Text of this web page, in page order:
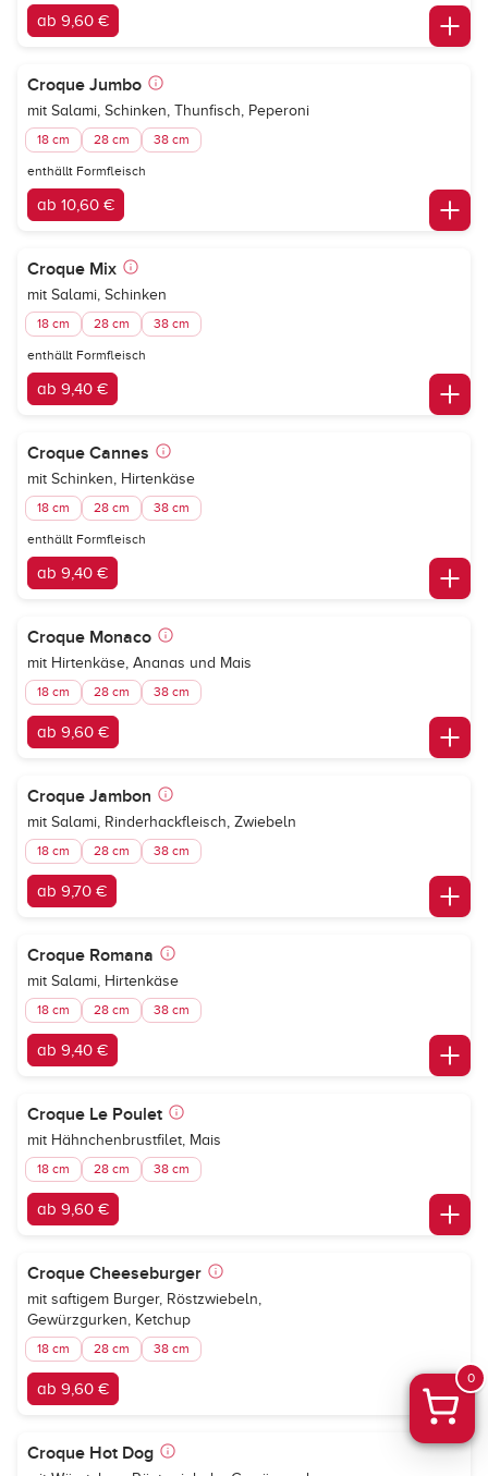
ab 9,60 €
Croque Jumbo
mit Salami, Schinken, Thunfisch, Peperoni
18 cm 28 cm 38 cm
enthällt Formfleisch
ab 10,60 €
Croque Mix
mit Salami, Schinken
18 cm 28 cm 38 cm
enthällt Formfleisch
ab 9,40 €
Croque Cannes
mit Schinken, Hirtenkäse
18 cm 28 cm 38 cm
enthällt Formfleisch
ab 9,40 €
Croque Monaco
mit Hirtenkäse, Ananas und Mais
18 cm 28 cm 38 cm
ab 9,60 €
Croque Jambon
mit Salami, Rinderhackfleisch, Zwiebeln
18 cm 28 cm 38 cm
ab 9,70 €
Croque Romana
mit Salami, Hirtenkäse
18 cm 28 cm 38 cm
ab 9,40 €
Croque Le Poulet
mit Hähnchenbrustfilet, Mais
18 cm 28 cm 38 cm
ab 9,60 €
Croque Cheeseburger
mit saftigem Burger, Röstzwiebeln,
Gewürzgurken, Ketchup
18 cm 28 cm 38 cm
ab 9,60 €
Croque Hot Dog
0